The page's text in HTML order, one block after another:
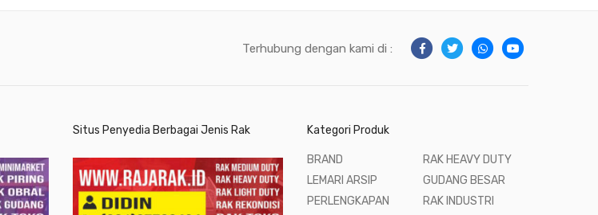
Terhubung dengan kami di :
Situs Penyedia Berbagai Jenis Rak Kategori Produk
BRAND
LEMARI ARSIP
PERLENGKAPAN
RAK HEAVY DUTY
GUDANG BESAR
RAK INDUSTRI